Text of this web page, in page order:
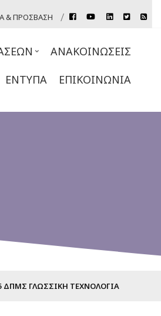
& ΠΡΌΣΒΑΣΗ facebookyoutubelinkedintwitterrss
ΑΝΑΚΟΙΝΏΣΕΙΣ
ΈΝΤΥΠΑ
ΕΠΙΚΟΙΝΩΝΊΑ
ΓΛΩΣΣΙΚΉ ΤΕΧΝΟΛΟΓΊΑ